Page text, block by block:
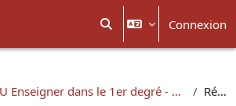
Activer/désactiver la
Connexion
AEU Enseigner dans le 1er degré - Préparation au CRPE Résumé